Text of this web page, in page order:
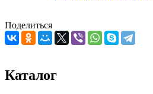
Поделиться
Каталог